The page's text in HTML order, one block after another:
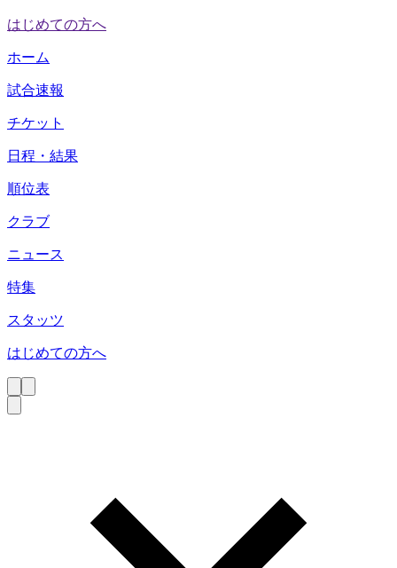
はじめての方へ
ホーム
試合速報
チケット
日程・結果
順位表
クラブ
ニュース
特集
スタッツ
はじめての方へ